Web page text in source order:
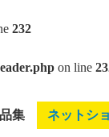
232
on line
集 ネットシ